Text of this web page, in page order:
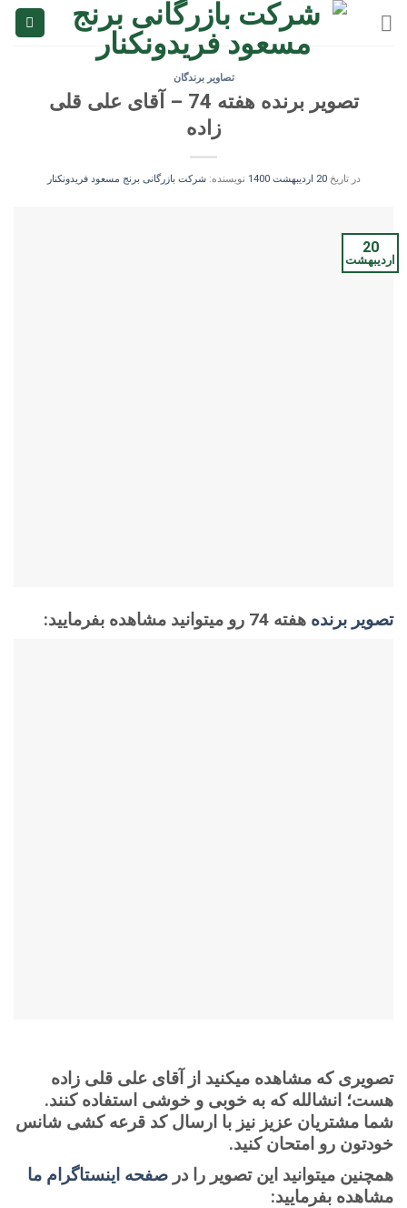
تصاویر برندگان
تصویر برنده هفته 74 – آقای علی قلی
زاده
در تاریخ20 اردیبهشت 1400 نویسنده:شرکت بازرگانی برنج مسعود فریدونکنار
20
اردیبهشت
تصویر برنده هفته 74 رو میتوانید مشاهده بفرمایید:
تصویری که مشاهده میکنید از آقای علی قلی زاده
هست؛ انشالله که به خوبی و خوشی استفاده کنند.
شما مشتریان عزیز نیز با ارسال کد قرعه کشی شانس
خودتون رو امتحان کنید.
همچنین میتوانید این تصویر را در صفحه اینستاگرام ما
مشاهده بفرمایید: